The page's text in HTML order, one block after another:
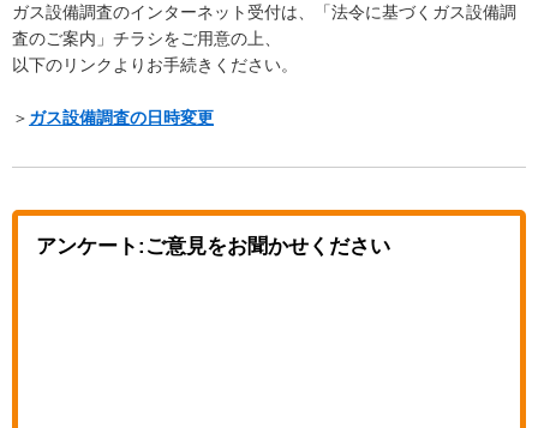
ガス設備調査のインターネット受付は、「法令に基づくガス設備調
査のご案内」チラシをご用意の上、
以下のリンクよりお手続きください。
＞ ガス設備調査の日時変更
アンケート:ご意見をお聞かせください